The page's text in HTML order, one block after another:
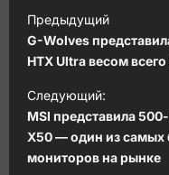
а
в
и
г
а
Предыдущий
G-Wolves
HTX Ultra весом
Следующий:
MSI представила
X50 — один из самых
мониторов на рынке